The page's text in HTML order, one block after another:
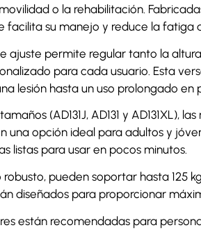
o la rehabilitación.
facilita su manejo y reduce la fatiga
ajuste permite regular tanto la
para cada usuario. Esta
lesión hasta un uso prolongado en
(AD131J, AD131 y
una opción ideal para adultos y
listas para usar en pocos minutos.
robusto, pueden soportar hasta 125
diseñados para proporcionar
están recomendadas para